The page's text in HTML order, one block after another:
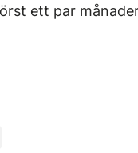
ett par